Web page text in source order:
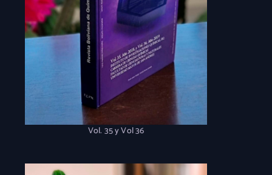
Vol. 35 y Vol 36